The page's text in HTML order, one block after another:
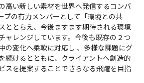
高い新しい素材を世界へ発信するコンバ
プの有力メンバーとして「環境との共
ととらえ、今後ますます期待される環境
ャレンジしています。今後も既存の２つ
の変化へ柔軟に対応し 、多様な課題にグ
続けるとともに、クライアントへ創造的
スを提案することでさらなる飛躍を目指